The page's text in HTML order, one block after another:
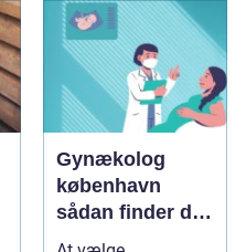
Gynækolog
københavn
sådan finder du
den rette